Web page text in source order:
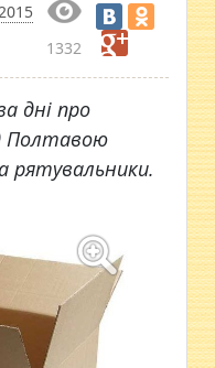
1332
дні про
Полтавою
рятувальники.